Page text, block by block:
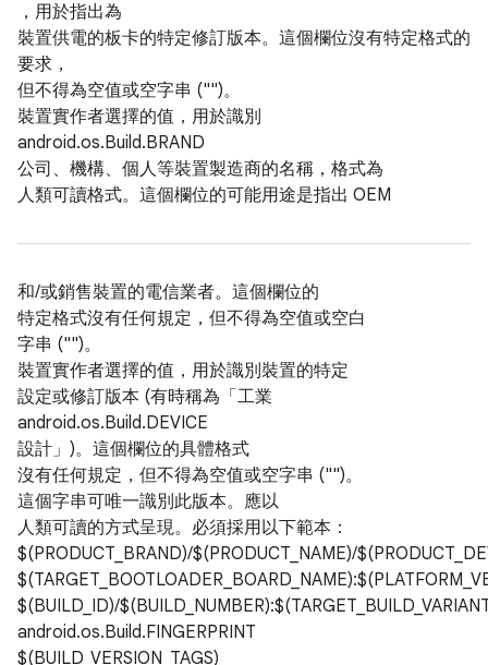
，用於指出為
裝置供電的板卡的特定修訂版本。這個欄位沒有特定格式的
要求，
但不得為空值或空字串 ("")。
裝置實作者選擇的值，用於識別
android.os.Build.BRAND
公司、機構、個人等裝置製造商的名稱，格式為
人類可讀格式。這個欄位的可能用途是指出 OEM
和/或銷售裝置的電信業者。這個欄位的
特定格式沒有任何規定，但不得為空值或空白
字串 ("")。
裝置實作者選擇的值，用於識別裝置的特定
設定或修訂版本 (有時稱為「工業
android.os.Build.DEVICE
設計」)。這個欄位的具體格式
沒有任何規定，但不得為空值或空字串 ("")。
這個字串可唯一識別此版本。應以
人類可讀的方式呈現。必須採用以下範本：
$(PRODUCT_BRAND)/$(PRODUCT_NAME)/
$(BUILD_ID)/
android.os.Build.FINGERPRINT
$(BUILD_VERSION_TAGS)